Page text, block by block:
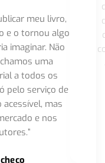
meu livro,
e o tornou algo
imaginar. Não
uma
a todos os
pelo serviço de
mas
e nos